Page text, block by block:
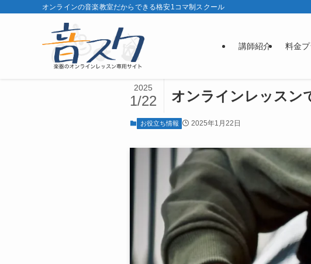
オンラインの音楽教室だからできる格安1コマ制スクール
講師紹介 料金
オンラインレッスン
2025
1/22
お役立ち情報 2025年1月22日